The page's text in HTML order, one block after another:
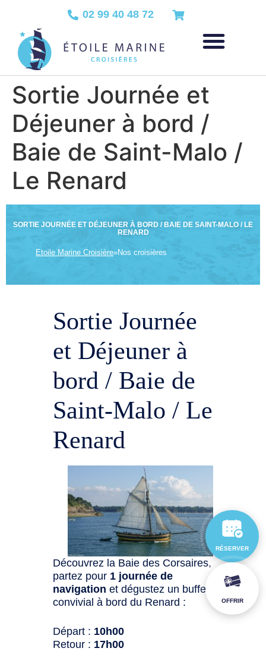
02 99 40 48 72
Sortie Journée et
Déjeuner à bord /
Baie de Saint-Malo /
Le Renard
SORTIE JOURNÉE ET DÉJEUNER À BORD / BAIE DE SAINT-MALO / LE
RENARD
Etoile Marine Croisière»Nos croisières
Sortie Journée
et Déjeuner à
bord / Baie de
Saint-Malo / Le
Renard
Découvrez la Baie des Corsaires,
partez pour 1 journée de
navigationet dégustez un buffet
convivial à bord du Renard :
Départ : 10h00
Retour : 17h00
RÉSERVER
OFFRIR